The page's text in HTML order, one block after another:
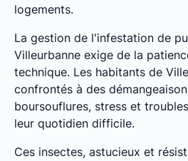
logements.
La gestion de l'infestation de
Villeurbanne exige de la
technique. Les habitants de
confrontés à des
boursouflures, stress et
leur quotidien difficile.
Ces insectes, astucieux et